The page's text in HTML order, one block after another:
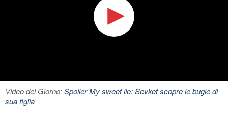
Video del Giorno:Spoiler My sweet lie: Sevket scopre le bugie di
sua figlia